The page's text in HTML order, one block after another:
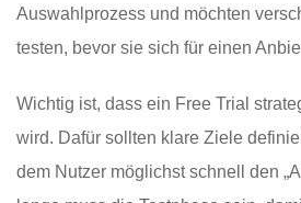
Auswahlprozess und möchten
testen, bevor sie sich für einen
Wichtig ist, dass ein Free Trial
wird. Dafür sollten klare Ziele
dem Nutzer möglichst schnell den